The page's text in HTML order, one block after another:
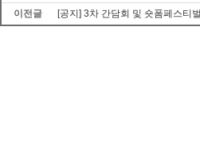
이전글
[공지] 3차 간담회 및 숏폼페스티